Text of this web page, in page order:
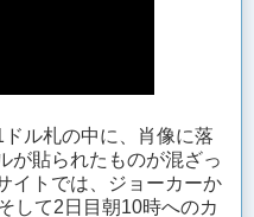
ル札の中に、肖像に落
が貼られたものが混ざっ
イトでは、ジョーカーか
して2日目朝10時へのカ